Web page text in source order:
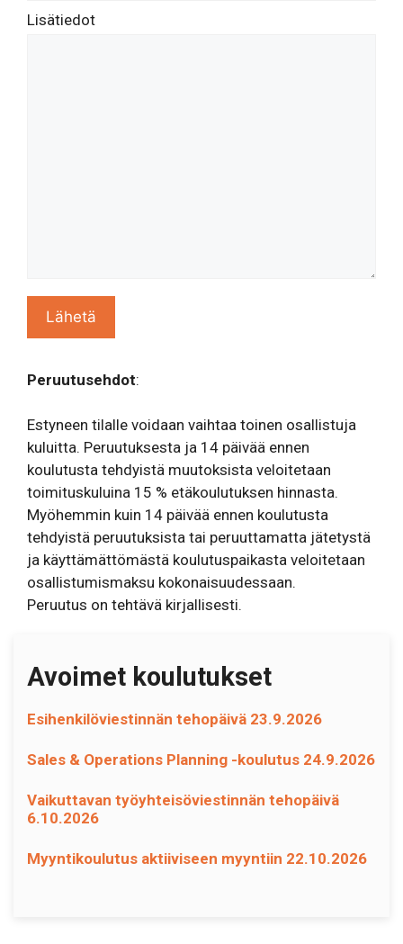
Lisätiedot
Peruutusehdot:
Estyneen tilalle voidaan vaihtaa toinen osallistuja
kuluitta. Peruutuksesta ja 14 päivää ennen
koulutusta tehdyistä muutoksista veloitetaan
toimituskuluina 15 % etäkoulutuksen hinnasta.
Myöhemmin kuin 14 päivää ennen koulutusta
tehdyistä peruutuksista tai peruuttamatta jätetystä
ja käyttämättömästä koulutuspaikasta veloitetaan
osallistumismaksu kokonaisuudessaan.
Peruutus on tehtävä kirjallisesti.
Avoimet koulutukset
Esihenkilöviestinnän tehopäivä 23.9.2026
Sales & Operations Planning -koulutus 24.9.2026
Vaikuttavan työyhteisöviestinnän tehopäivä
6.10.2026
Myyntikoulutus aktiiviseen myyntiin 22.10.2026